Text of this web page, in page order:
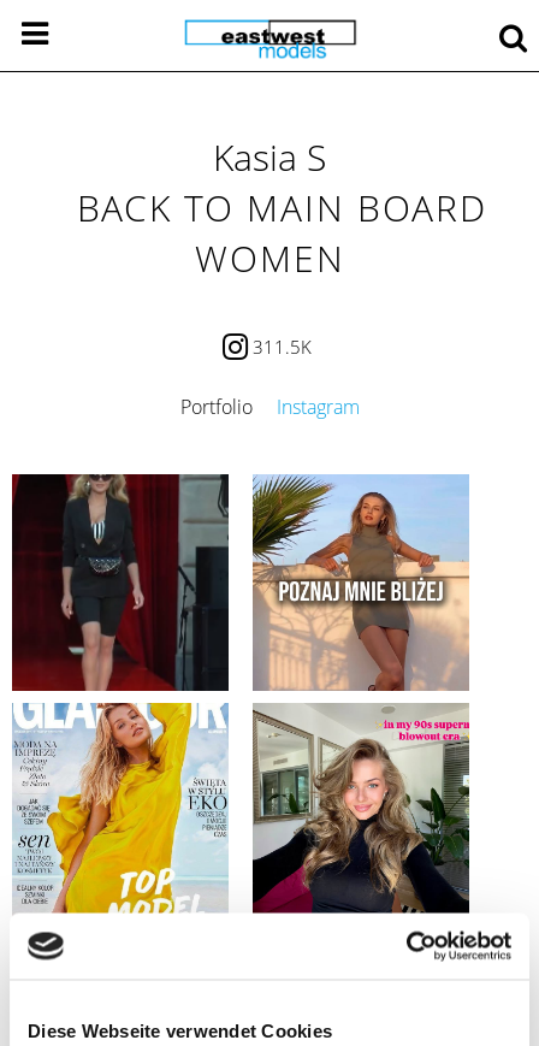
Diese Webseite verwendet Cookies
Kasia S
BACK TO MAIN BOARD
WOMEN
311.5K
Portfolio Instagram